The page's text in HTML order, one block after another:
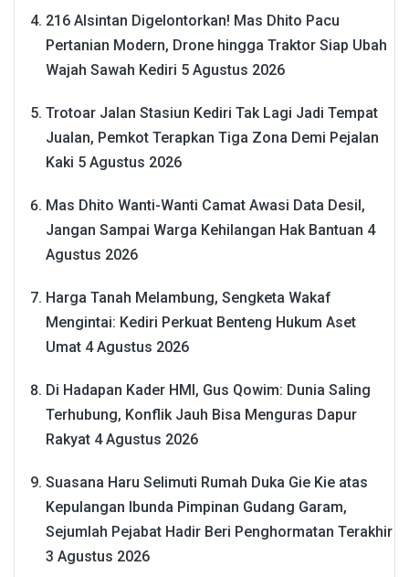
216 Alsintan Digelontorkan! Mas Dhito Pacu
Pertanian Modern, Drone hingga Traktor Siap Ubah
Wajah Sawah Kediri 5 Agustus 2026
Trotoar Jalan Stasiun Kediri Tak Lagi Jadi Tempat
Jualan, Pemkot Terapkan Tiga Zona Demi Pejalan
Kaki 5 Agustus 2026
Mas Dhito Wanti-Wanti Camat Awasi Data Desil,
Jangan Sampai Warga Kehilangan Hak Bantuan 4
Agustus 2026
Harga Tanah Melambung, Sengketa Wakaf
Mengintai: Kediri Perkuat Benteng Hukum Aset
Umat 4 Agustus 2026
Di Hadapan Kader HMI, Gus Qowim: Dunia Saling
Terhubung, Konflik Jauh Bisa Menguras Dapur
Rakyat 4 Agustus 2026
Suasana Haru Selimuti Rumah Duka Gie Kie atas
Kepulangan Ibunda Pimpinan Gudang Garam,
Sejumlah Pejabat Hadir Beri Penghormatan Terakhir
3 Agustus 2026